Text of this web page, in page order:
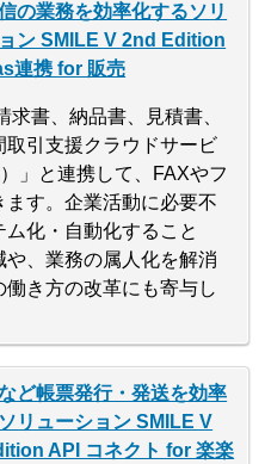
の業務を効率化するソリ
ン SMILE V 2nd Edition
連携 for 販売
求書、納品書、見積書、
引支援クラウドサービ
」と連携して、FAXやフ
ます。企業活動に必要不
化・自動化すること
、業務の属人化を解消
き方の改革にも寄与し
ど帳票発行・発送を効率
リューション SMILE V
API コネクト for 楽楽